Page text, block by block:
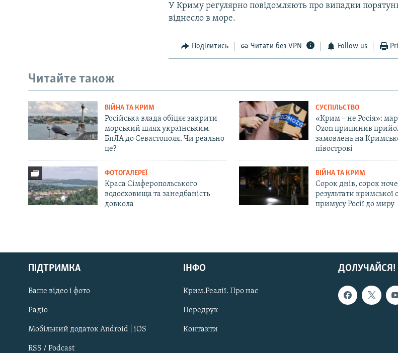
Русский
Qırımtatar
ДОЛУЧАЙСЯ!
У Криму регулярно повідомляють про випадки
віднесло в море.
Поділитись Читати без VPN Follow us
Читайте також
ВІЙНА ТА КРИМ
Російська влада обіцяє закрити
морський шлях українським
БпЛА до Севастополя. Чи реально
це?
СУСПІЛЬСТВО
«Крим – не Росія»:
Ozon припинив
замовлень на
півострові
ФОТОГАЛЕРЕЇ
Краса Сімферопольського
водосховища та занедбаність
довкола
ВІЙНА ТА КРИМ
Сорок днів, сорок
результати кримської
примусу Росії до миру
ДОЛУЧАЙСЯ!
ПІДТРИМКА
Ваше відео і фото
Радіо
Мобільний додаток Android | iOS
RSS / Podcast
ІНФО
Крим.Реалії. Про нас
Передрук
Контакти